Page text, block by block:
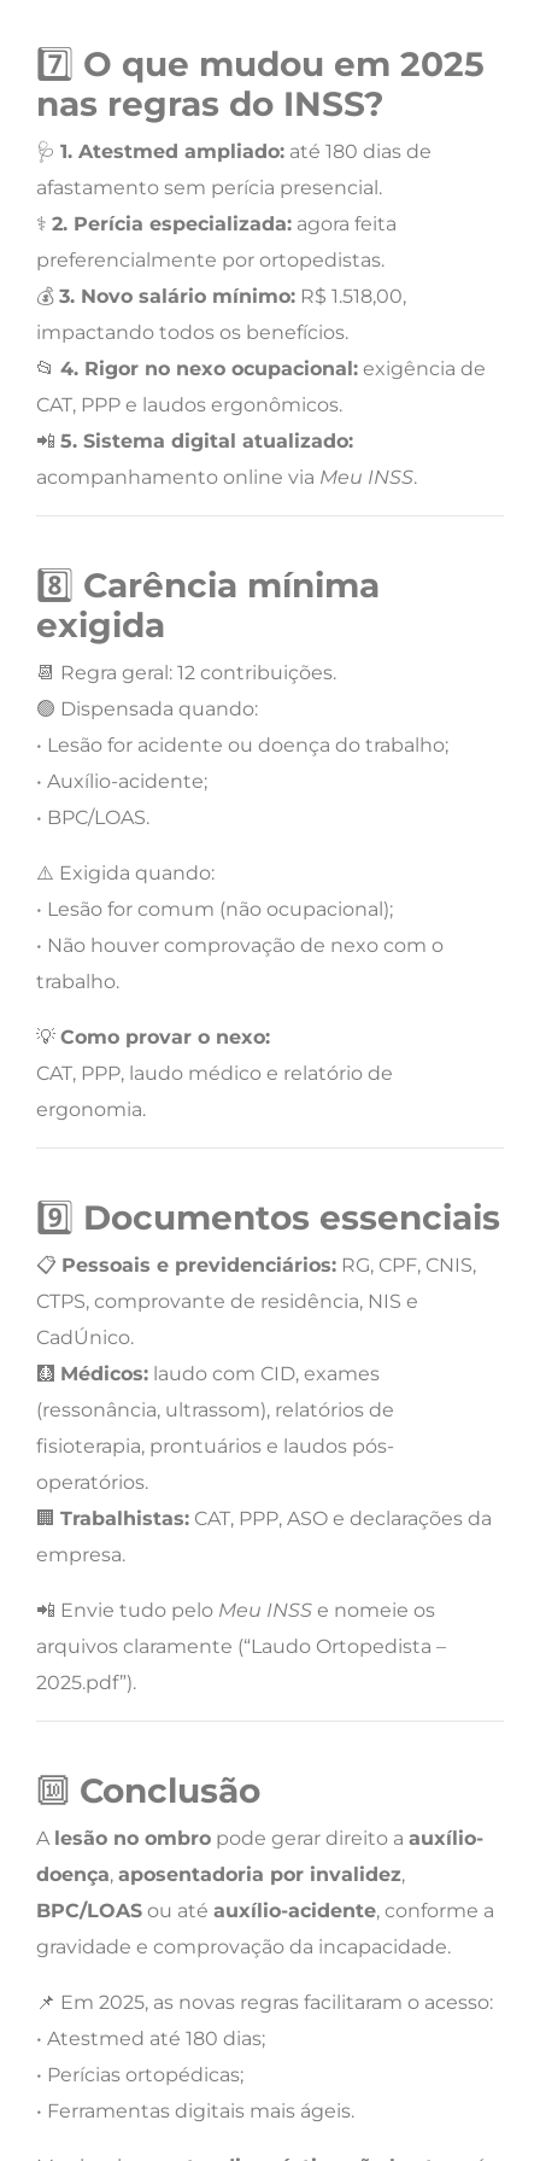
7️⃣ O que mudou em 2025
nas regras do INSS?
🩺 1. Atestmed ampliado: até 180 dias de
afastamento sem perícia presencial.
⚕️ 2. Perícia especializada: agora feita
preferencialmente por ortopedistas.
💰 3. Novo salário mínimo: R$ 1.518,00,
impactando todos os benefícios.
📂 4. Rigor no nexo ocupacional: exigência de
CAT, PPP e laudos ergonômicos.
📲 5. Sistema digital atualizado:
acompanhamento online via Meu INSS.
8️⃣ Carência mínima
exigida
📆 Regra geral: 12 contribuições.
🟢 Dispensada quando:
• Lesão for acidente ou doença do trabalho;
• Auxílio-acidente;
• BPC/LOAS.
⚠️ Exigida quando:
• Lesão for comum (não ocupacional);
• Não houver comprovação de nexo com o
trabalho.
💡 Como provar o nexo:
CAT, PPP, laudo médico e relatório de
ergonomia.
9️⃣ Documentos essenciais
📋 Pessoais e previdenciários: RG, CPF, CNIS,
CTPS, comprovante de residência, NIS e
CadÚnico.
🩻 Médicos: laudo com CID, exames
(ressonância, ultrassom), relatórios de
fisioterapia, prontuários e laudos pós-
operatórios.
🏢 Trabalhistas: CAT, PPP, ASO e declarações da
empresa.
📲 Envie tudo pelo Meu INSS e nomeie os
arquivos claramente (“Laudo Ortopedista –
2025.pdf”).
🔟 Conclusão
A lesão no ombro pode gerar direito a auxílio-
doença, aposentadoria por invalidez,
BPC/LOAS ou até auxílio-acidente, conforme a
gravidade e comprovação da incapacidade.
📌 Em 2025, as novas regras facilitaram o acesso:
• Atestmed até 180 dias;
• Perícias ortopédicas;
• Ferramentas digitais mais ágeis.